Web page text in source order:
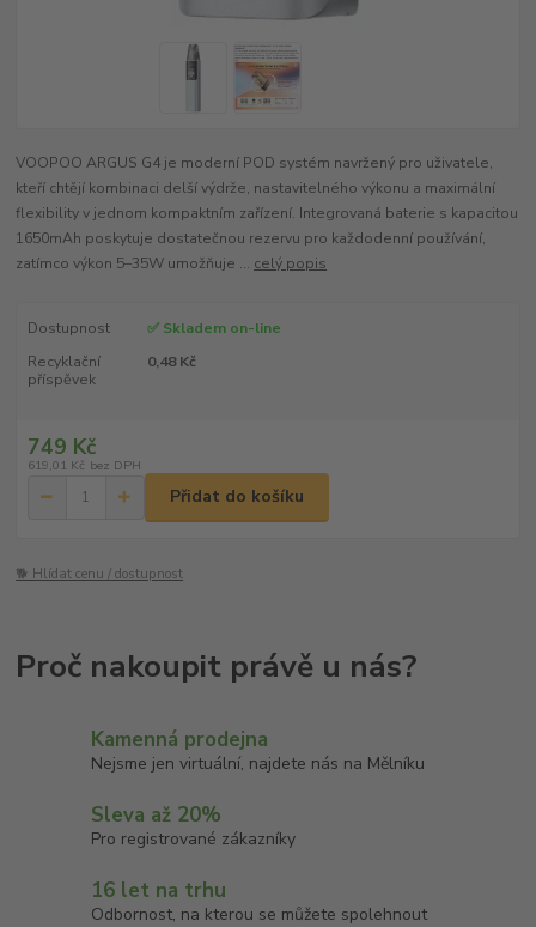
VOOPOO ARGUS G4 je moderní POD systém navržený pro uživatele,
kteří chtějí kombinaci delší výdrže, nastavitelného výkonu a maximální
flexibility v jednom kompaktním zařízení. Integrovaná baterie s kapacitou
1650mAh poskytuje dostatečnou rezervu pro každodenní používání,
zatímco výkon 5–35W umožňuje ... celý popis
Dostupnost
✅ Skladem on-line
Recyklační
příspěvek
0,48 Kč
749 Kč
619,01 Kč bez DPH
Přidat do košíku
🐕 Hlídat cenu / dostupnost
Kamenná prodejna
Nejsme jen virtuální, najdete nás na Mělníku
Sleva až 20%
Pro registrované zákazníky
16 let na trhu
Odbornost, na kterou se můžete spolehnout